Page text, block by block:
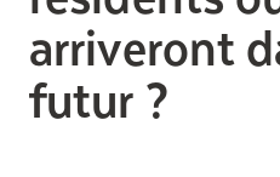
arriveront
futur ?